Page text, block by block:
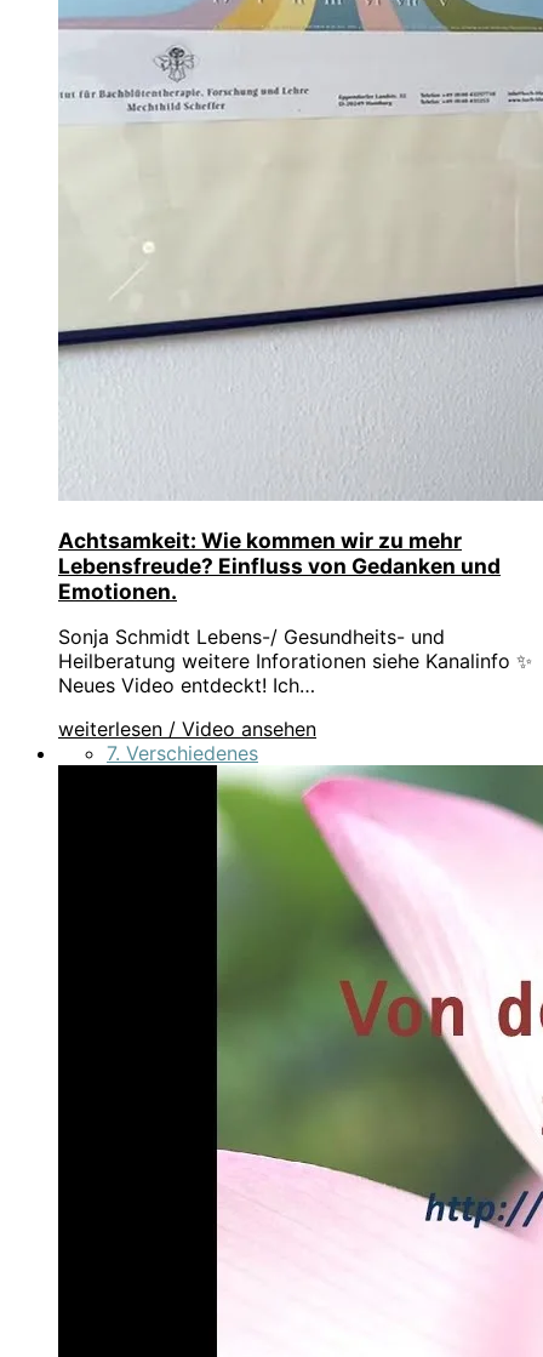
Achtsamkeit: Wie kommen wir zu mehr
Lebensfreude? Einfluss von Gedanken und
Emotionen.
Sonja Schmidt Lebens-/ Gesundheits- und
Heilberatung weitere Inforationen siehe Kanalinfo ✨
Neues Video entdeckt! Ich…
weiterlesen / Video ansehen
7. Verschiedenes